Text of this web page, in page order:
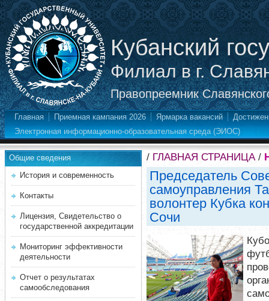
Кубанский
Филиал в г.
Правопреемник
Главная Приемная кампания 2026 Ярмарка вакансий
Электронная информационно-образовательная среда (ЭИОС)
Общие сведения
История и современность
Контакты
Лицензия, Свидетельство о
государственной аккредитации
Мониторинг эффективности
деятельности
Отчет о результатах
самообследования
/ ГЛАВНАЯ СТРАНИЦА/
Председатель
самоуправления
волонтер Кубка
Сочи